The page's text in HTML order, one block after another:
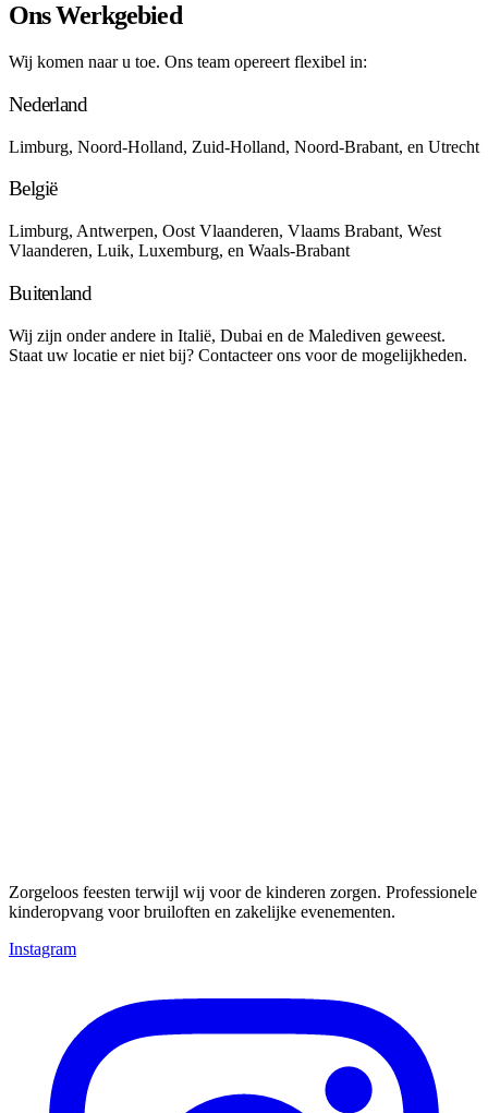
Ons Werkgebied
Wij komen naar u toe. Ons team opereert flexibel in:
Nederland
Limburg, Noord-Holland, Zuid-Holland, Noord-Brabant, en Utrecht
België
Limburg, Antwerpen, Oost Vlaanderen, Vlaams Brabant, West
Vlaanderen, Luik, Luxemburg, en Waals-Brabant
Buitenland
Wij zijn onder andere in Italië, Dubai en de Malediven geweest.
Staat uw locatie er niet bij? Contacteer ons voor de mogelijkheden.
Zorgeloos feesten terwijl wij voor de kinderen zorgen. Professionele
kinderopvang voor bruiloften en zakelijke evenementen.
Instagram